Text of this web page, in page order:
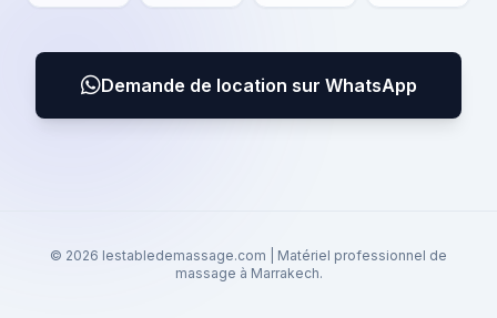
Demande de location sur WhatsApp
© 2026 lestabledemassage.com | Matériel professionnel de
massage à Marrakech.